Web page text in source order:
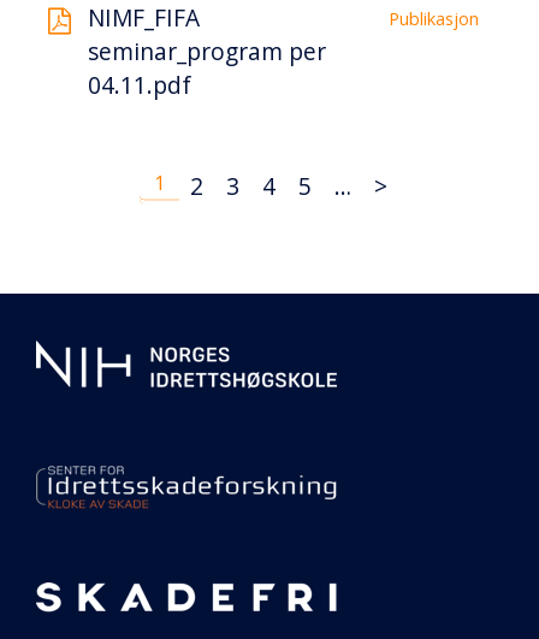
NIMF_FIFA
seminar_program per
04.11.pdf
Publikasjon
1 2 3 4 5 … >
informasjon
vårt